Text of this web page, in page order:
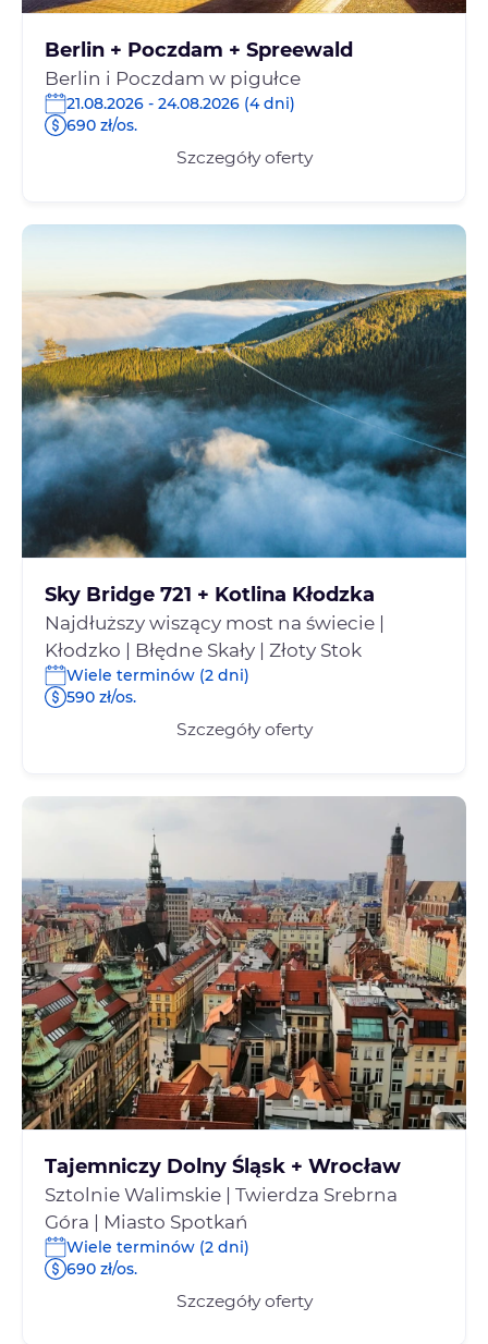
Berlin + Poczdam + Spreewald
Berlin i Poczdam w pigułce
21.08.2026 - 24.08.2026 (4 dni)
690 zł/os.
Szczegóły oferty
Sky Bridge 721 + Kotlina Kłodzka
Najdłuższy wiszący most na świecie |
Kłodzko | Błędne Skały | Złoty Stok
Wiele terminów (2 dni)
590 zł/os.
Szczegóły oferty
Tajemniczy Dolny Śląsk + Wrocław
Sztolnie Walimskie | Twierdza Srebrna
Góra | Miasto Spotkań
Wiele terminów (2 dni)
690 zł/os.
Szczegóły oferty